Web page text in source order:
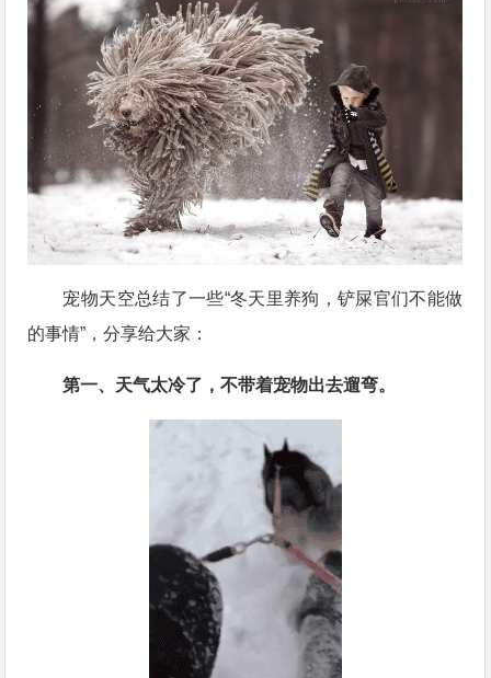
宠物天空总结了一些“冬天里养狗，铲屎官们不能做
的事情”，分享给大家：
第一、天气太冷了，不带着宠物出去遛弯。